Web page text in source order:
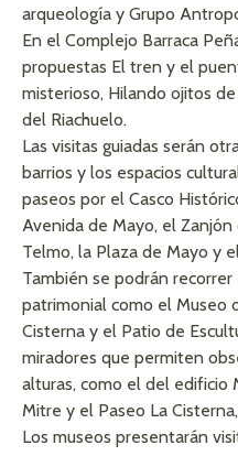
arqueología y Grupo
En el Complejo Barraca
propuestas El tren y el
misterioso, Hilando ojitos
del Riachuelo.
Las visitas guiadas serán
barrios y los espacios
paseos por el Casco
Avenida de Mayo, el
Telmo, la Plaza de Mayo y
También se podrán
patrimonial como el Museo
Cisterna y el Patio de
miradores que permiten
alturas, como el del edificio
Mitre y el Paseo La
Los museos presentarán